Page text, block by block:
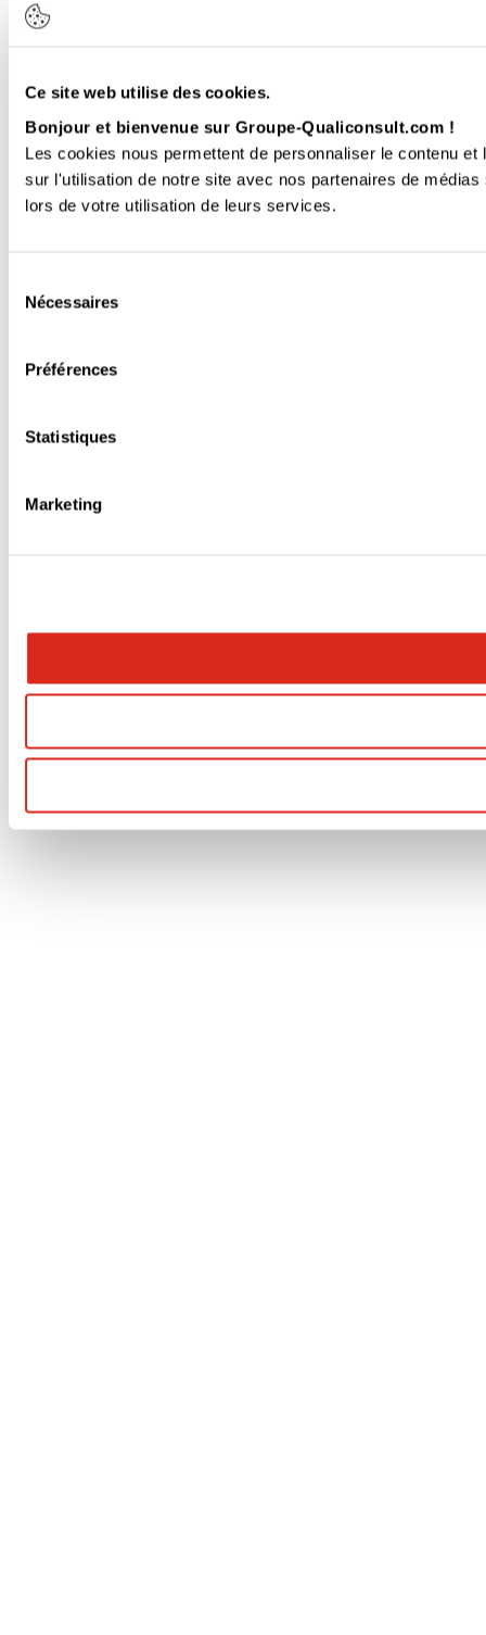
Ce site web utilise des cookies.
Bonjour et bienvenue sur Groupe-Qualiconsult.com !
Les cookies nous permettent de personnaliser le contenu
sur l'utilisation de notre site avec nos partenaires de
lors de votre utilisation de leurs services.
Nécessaires
Préférences
Statistiques
Marketing